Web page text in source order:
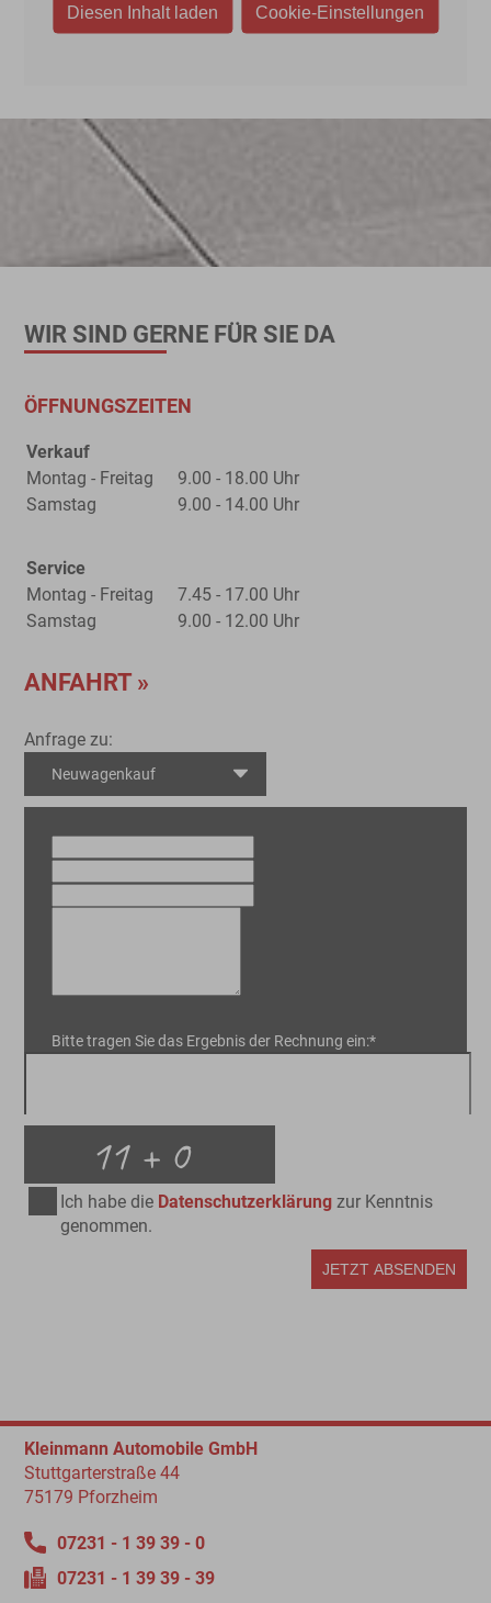
Diesen Inhalt laden Cookie-Einstellungen
WIR SIND GERNE FÜR SIE DA
ÖFFNUNGSZEITEN
Verkauf
Montag - Freitag
9.00 - 18.00 Uhr
Samstag
9.00 - 14.00 Uhr
Service
Montag - Freitag
7.45 - 17.00 Uhr
Samstag
9.00 - 12.00 Uhr
ANFAHRT »
Anfrage zu:
Bitte tragen Sie das Ergebnis der Rechnung ein:*
Ich habe die Datenschutzerklärungzur Kenntnis
genommen.
Kleinmann Automobile GmbH
Stuttgarterstraße 44
75179 Pforzheim
07231 - 1 39 39 - 0
07231 - 1 39 39 - 39